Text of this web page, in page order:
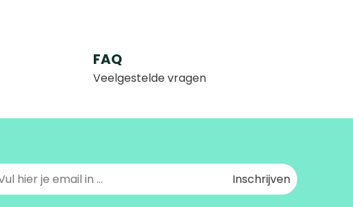
FAQ
Veelgestelde vragen